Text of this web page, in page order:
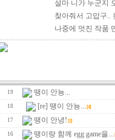
설마 니가 누군지
찾아줘서 고맙구..
나중에 멋진 작품
19 땡이 안뇽...
18 [re] 땡이 안뇽... [4]
17 땡이 안녕! [1]
16 땡이랑 함께 egg game을...